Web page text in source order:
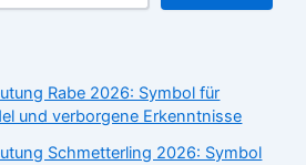
Rabe 2026: Symbol für
und verborgene Erkenntnisse
Schmetterling 2026: Symbol